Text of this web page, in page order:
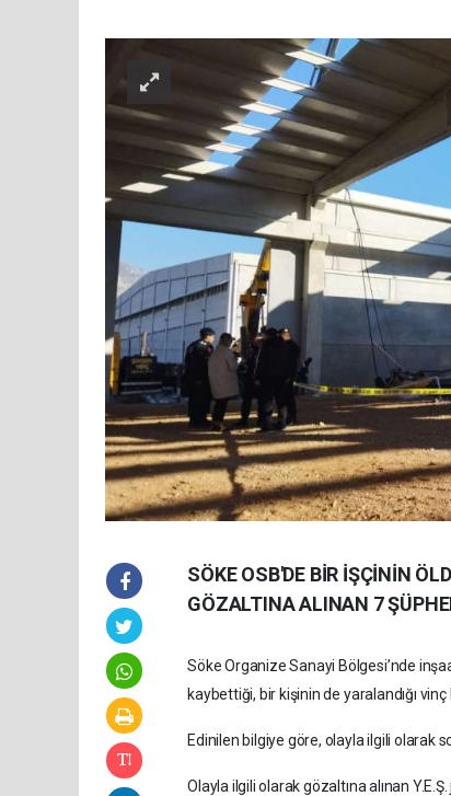
SÖKE OSB'DE BİR İŞÇİNİN
GÖZALTINA ALINAN 7
Söke Organize Sanayi Bölgesi’nde
kaybettiği, bir kişinin de yaralandığı
Edinilen bilgiye göre, olayla ilgili olarak
Olayla ilgili olarak gözaltına alınan